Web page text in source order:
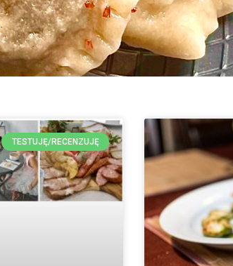
TESTUJĘ/RECENZUJĘ